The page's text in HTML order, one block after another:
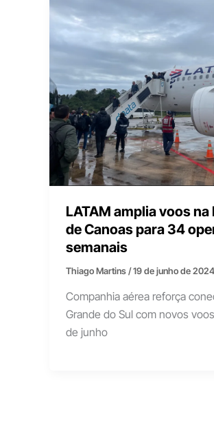
LATAM amplia voos na
de Canoas para 34
semanais
Thiago Martins/19 de junho de 2024
Companhia aérea reforça
Grande do Sul com novos
de junho